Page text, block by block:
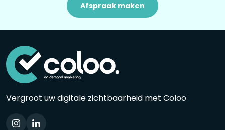
Afspraak maken
Vergroot uw digitale zichtbaarheid met Coloo